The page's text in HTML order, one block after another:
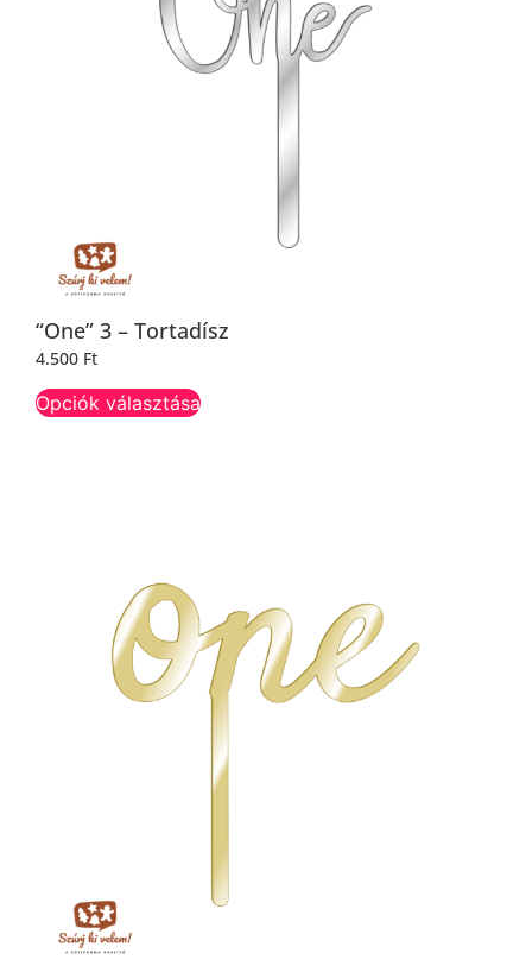
“One” 3 – Tortadísz
4.500 Ft
Opciók választása